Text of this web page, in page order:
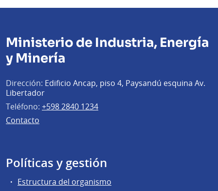
Ministerio de Industria, Energía
y Minería
Dirección: Edificio Ancap, piso 4, Paysandú esquina Av.
Libertador
Teléfono: +598 2840 1234
Contacto
Políticas y gestión
Estructura del organismo